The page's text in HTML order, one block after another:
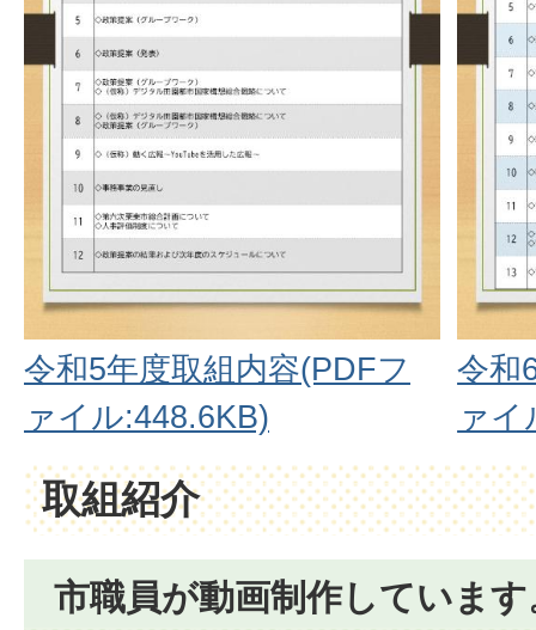
令和5年度取組内容(PDFフ
ァイル:448.6KB)
令和
ァ
取組紹介
市職員が動画制作しています